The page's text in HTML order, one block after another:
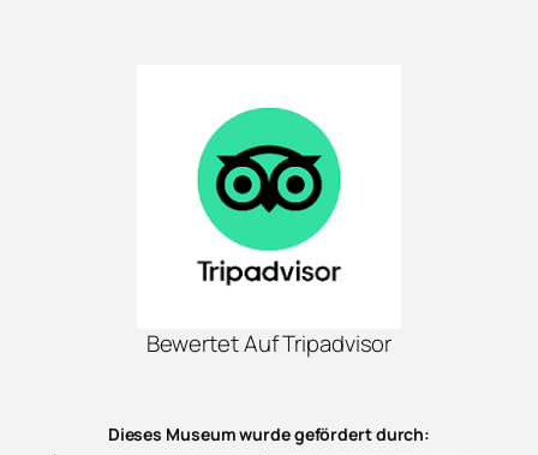
Bewertet Auf Tripadvisor
Dieses Museum wurde gefördert durch: